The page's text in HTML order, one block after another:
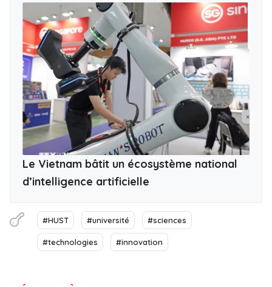
Le Vietnam bâtit un écosystème national
d’intelligence artificielle
#HUST #université #sciences
#technologies #innovation